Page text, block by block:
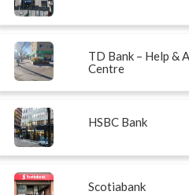
TD Bank – Help &
Centre
HSBC Bank
Scotiabank